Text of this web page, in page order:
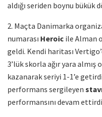
aldığı seriden boynu bükük
2. Maçta Danimarka
numarası Heroic ile Alman
geldi. Kendi haritası
3’lük skorla ağır yara almış
kazanarak seriyi 1-1’e
performans sergileyen
performansını devam